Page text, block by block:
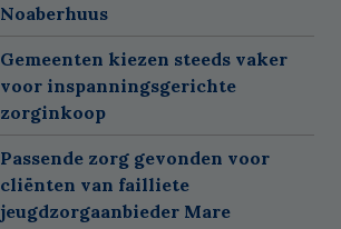
Noaberhuus
Gemeenten kiezen steeds vaker
voor inspanningsgerichte
zorginkoop
Passende zorg gevonden voor
cliënten van failliete
jeugdzorgaanbieder Mare